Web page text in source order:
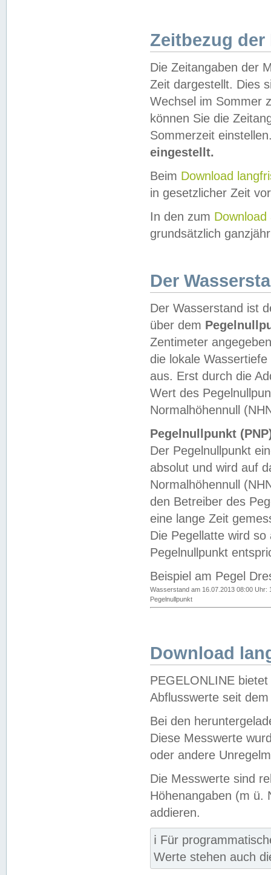
Zeitbezug der
Die Zeitangaben der
Zeit dargestellt. Dies
Wechsel im Sommer
können Sie die
Sommerzeit
eingestellt.
Beim Download
in gesetzlicher Zeit
In den zum Download
grundsätzlich
Der
Der Wasserstand ist
über dem
Zentimeter
die lokale
aus. Erst durch die
Wert des
Normalhöhennull
Pegelnullpunkt
Der Pegelnullpunkt
absolut und wird auf
Normalhöhennull
den Betreiber des
eine lange Zeit
Die Pegellatte wird
Pegelnullpunkt
Beispiel am Pegel
Wasserstand am 16.07.2013 08:00 Uhr:
Pegelnullpunkt
Download
PEGELONLINE
Abflusswerte seit
Bei den
Diese Messwerte
oder andere
Die Messwerte sind
Höhenangaben (m ü.
addieren.
ℹ️ Für
Werte stehen auch